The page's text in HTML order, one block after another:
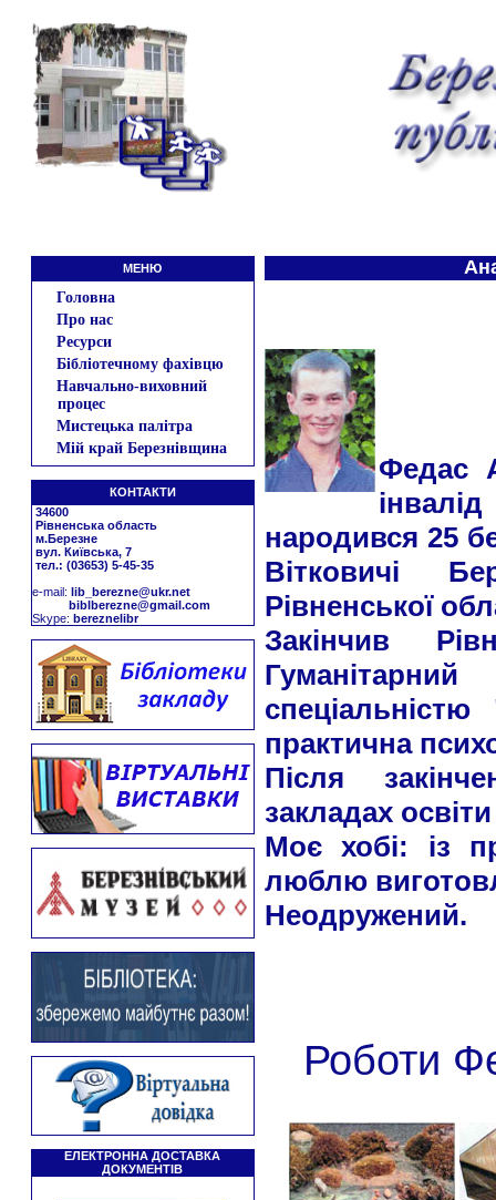
МЕНЮ
Головна
Про нас
Ресурси
Бібліотечному фахівцю
Навчально-виховний
процес
Мистецька палітра
Мій край Березнівщина
КОНТАКТИ
34600
Рівненська область
м.Березне
вул. Київська, 7
тел.: (03653) 5-45-35
е-mail: lib_berezne@ukr.net
biblberezne@gmail.com
Skype: bereznelibr
ЕЛЕКТРОННА ДОСТАВКА
ДОКУМЕНТІВ
Федас
народився 25
Вітковичі
Рівненської
Закінчив
практична
Після
закладах
Моє хобі: із
люблю
Неодружений.
Роботи